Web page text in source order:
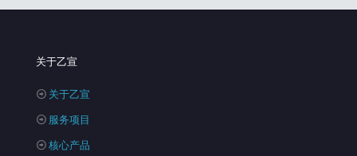
关于乙宣
关于乙宣
服务项目
核心产品